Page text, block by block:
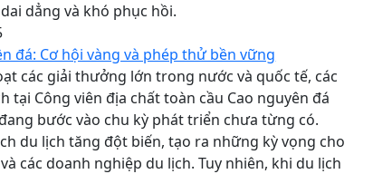
dẳng và khó phục hồi.
đá: Cơ hội vàng và phép thử bền vững
các giải thưởng lớn trong nước và quốc tế, các
tại Công viên địa chất toàn cầu Cao nguyên đá
bước vào chu kỳ phát triển chưa từng có.
du lịch tăng đột biến, tạo ra những kỳ vọng cho
các doanh nghiệp du lịch. Tuy nhiên, khi du lịch